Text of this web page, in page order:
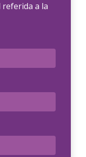
a la